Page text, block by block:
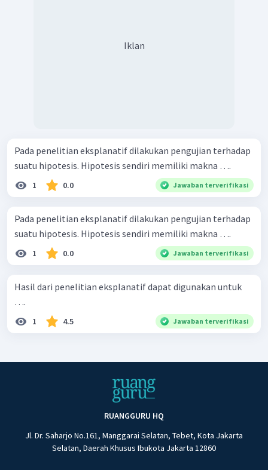
Iklan
Pada penelitian eksplanatif dilakukan pengujian terhadap
suatu hipotesis. Hipotesis sendiri memiliki makna ….
1 0.0 Jawaban terverifikasi
Pada penelitian eksplanatif dilakukan pengujian terhadap
suatu hipotesis. Hipotesis sendiri memiliki makna ….
1 0.0 Jawaban terverifikasi
Hasil dari penelitian eksplanatif dapat digunakan untuk
….
1 4.5 Jawaban terverifikasi
RUANGGURU HQ
Jl. Dr. Saharjo No.161, Manggarai Selatan, Tebet, Kota Jakarta
Selatan, Daerah Khusus Ibukota Jakarta 12860